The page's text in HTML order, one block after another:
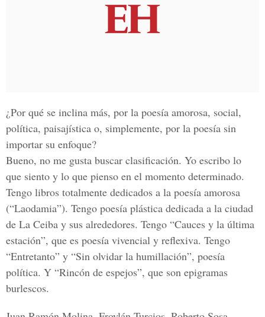
¿Por qué se inclina más, por la poesía amorosa, social,
política, paisajística o, simplemente, por la poesía sin
importar su enfoque?
Bueno, no me gusta buscar clasificación. Yo escribo lo
que siento y lo que pienso en el momento determinado.
Tengo libros totalmente dedicados a la poesía amorosa
(“Laodamia”). Tengo poesía plástica dedicada a la ciudad
de La Ceiba y sus alrededores. Tengo “Cauces y la última
estación”, que es poesía vivencial y reflexiva. Tengo
“Entretanto” y “Sin olvidar la humillación”, poesía
política. Y “Rincón de espejos”, que son epigramas
burlescos.